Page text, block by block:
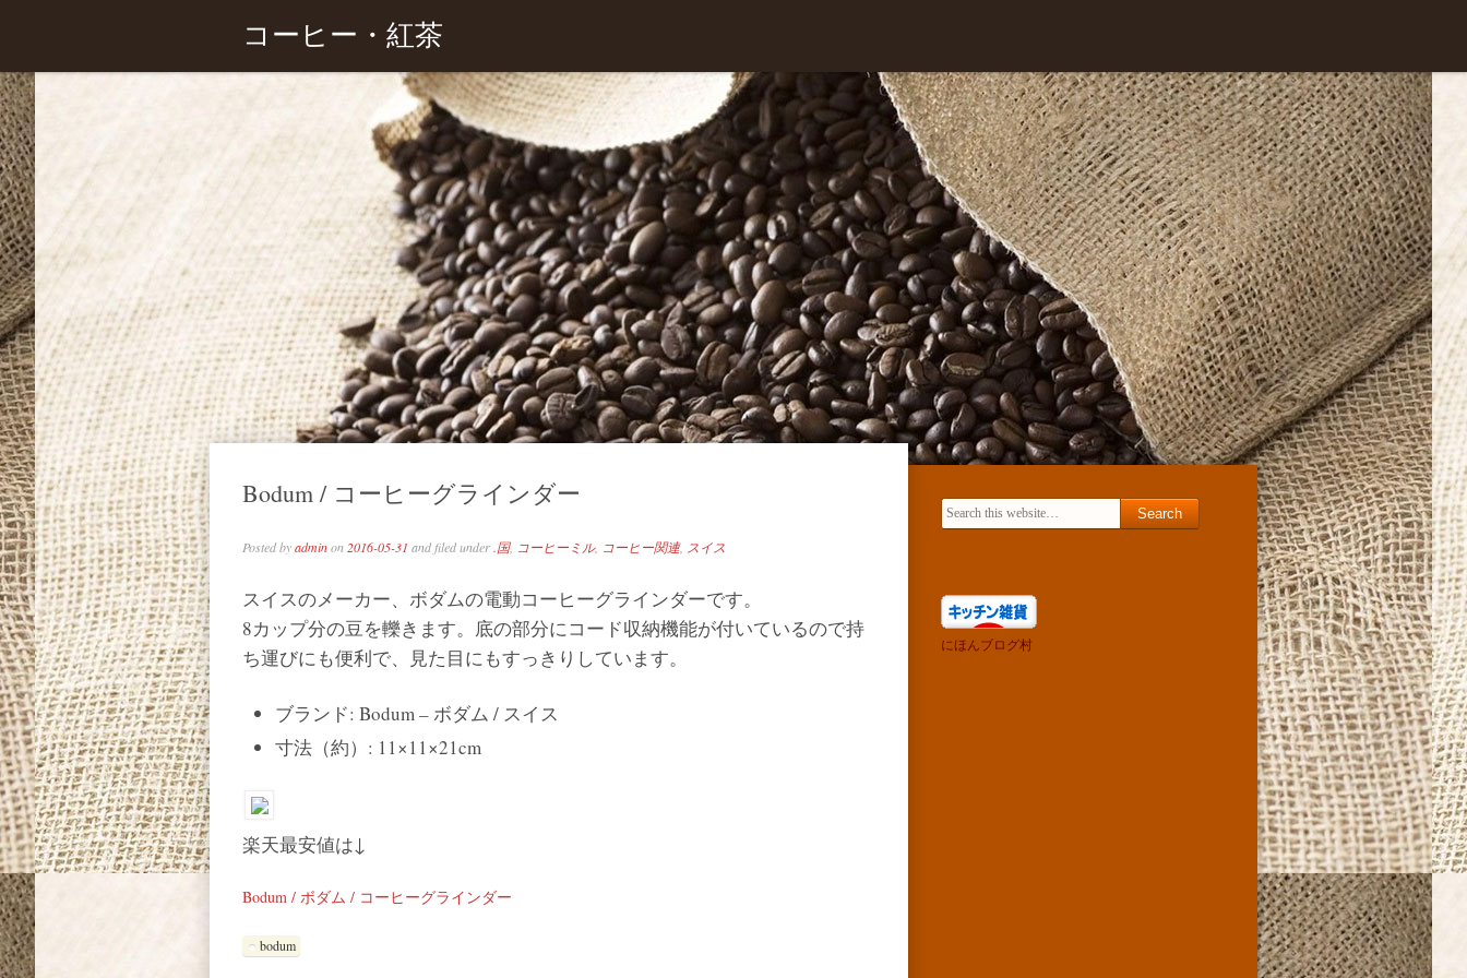
コーヒー・紅茶
Bodum / コーヒーグラインダー
Posted byadminon 2016-05-31 and filed under.国, コーヒーミル, コーヒー関連, スイス
スイスのメーカー、ボダムの電動コーヒーグラインダーです。
8カップ分の豆を轢きます。底の部分にコード収納機能が付いているので持
ち運びにも便利で、見た目にもすっきりしています。
ブランド: Bodum – ボダム / スイス
寸法（約）: 11×11×21cm
楽天最安値は↓
Bodum / ボダム / コーヒーグラインダー
bodum
Search for:
にほんブログ村